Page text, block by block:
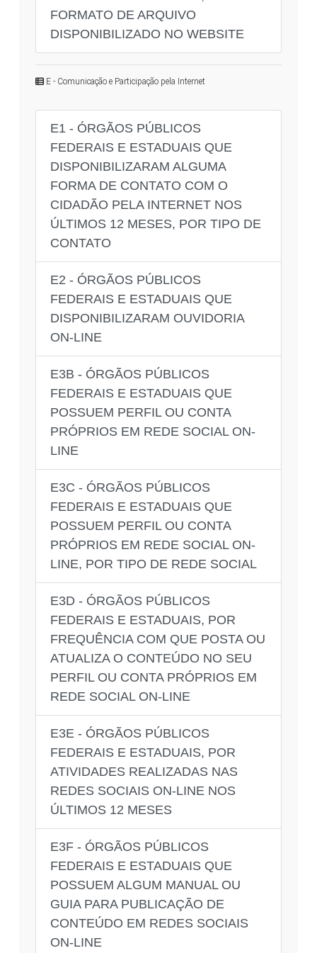
FORMATO DE ARQUIVO
DISPONIBILIZADO NO WEBSITE
E - Comunicação e Participação pela Internet
E1 - ÓRGÃOS PÚBLICOS
FEDERAIS E ESTADUAIS QUE
DISPONIBILIZARAM ALGUMA
FORMA DE CONTATO COM O
CIDADÃO PELA INTERNET NOS
ÚLTIMOS 12 MESES, POR TIPO DE
CONTATO
E2 - ÓRGÃOS PÚBLICOS
FEDERAIS E ESTADUAIS QUE
DISPONIBILIZARAM OUVIDORIA
ON-LINE
E3B - ÓRGÃOS PÚBLICOS
FEDERAIS E ESTADUAIS QUE
POSSUEM PERFIL OU CONTA
PRÓPRIOS EM REDE SOCIAL ON-
LINE
E3C - ÓRGÃOS PÚBLICOS
FEDERAIS E ESTADUAIS QUE
POSSUEM PERFIL OU CONTA
PRÓPRIOS EM REDE SOCIAL ON-
LINE, POR TIPO DE REDE SOCIAL
E3D - ÓRGÃOS PÚBLICOS
FEDERAIS E ESTADUAIS, POR
FREQUÊNCIA COM QUE POSTA OU
ATUALIZA O CONTEÚDO NO SEU
PERFIL OU CONTA PRÓPRIOS EM
REDE SOCIAL ON-LINE
E3E - ÓRGÃOS PÚBLICOS
FEDERAIS E ESTADUAIS, POR
ATIVIDADES REALIZADAS NAS
REDES SOCIAIS ON-LINE NOS
ÚLTIMOS 12 MESES
E3F - ÓRGÃOS PÚBLICOS
FEDERAIS E ESTADUAIS QUE
POSSUEM ALGUM MANUAL OU
GUIA PARA PUBLICAÇÃO DE
CONTEÚDO EM REDES SOCIAIS
ON-LINE